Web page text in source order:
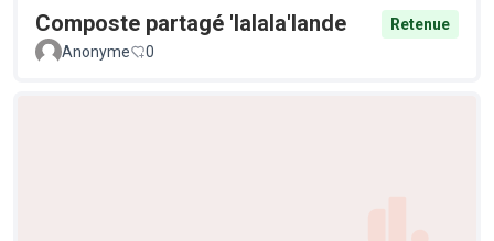
Composte partagé 'lalala'lande
Retenue
Anonyme
0